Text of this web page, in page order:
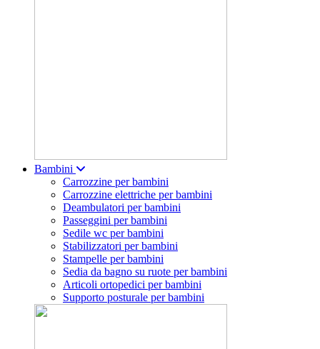
Bambini
Carrozzine per bambini
Carrozzine elettriche per bambini
Deambulatori per bambini
Passeggini per bambini
Sedile wc per bambini
Stabilizzatori per bambini
Stampelle per bambini
Sedia da bagno su ruote per bambini
Articoli ortopedici per bambini
Supporto posturale per bambini